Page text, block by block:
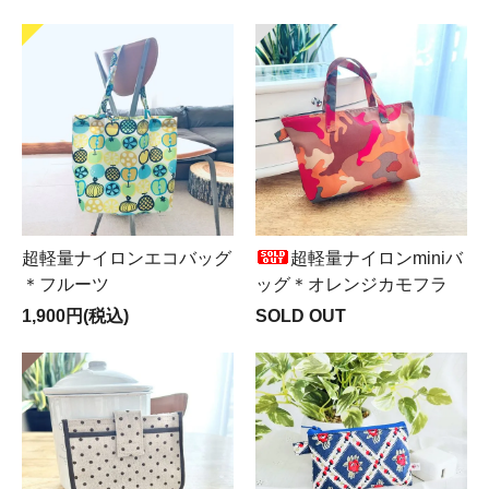
超軽量ナイロンエコバッグ
＊フルーツ
1,900円(税込)
超軽量ナイロンminiバ
ッグ＊オレンジカモフラ
SOLD OUT